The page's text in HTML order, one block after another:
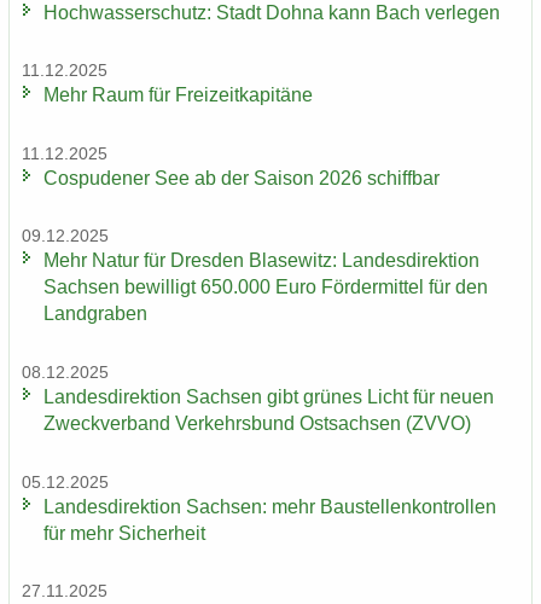
Hoch­was­ser­schutz: Stadt Dohna kann Bach ver­le­gen
11.12.2025
Mehr Raum für Frei­zeit­ka­pi­tä­ne
11.12.2025
Cos­pu­de­ner See ab der Sai­son 2026 schiff­bar
09.12.2025
Mehr Natur für Dres­den Bla­se­witz: Lan­des­di­rek­ti­on
Sach­sen be­wil­ligt 650.000 Euro För­der­mit­tel für den
Land­gra­ben
08.12.2025
Lan­des­di­rek­ti­on Sach­sen gibt grü­nes Licht für neuen
Zweck­ver­band Ver­kehrs­bund Ost­sach­sen (ZVVO)
05.12.2025
Lan­des­di­rek­ti­on Sach­sen: mehr Bau­stel­len­kon­trol­len
für mehr Si­cher­heit
27.11.2025